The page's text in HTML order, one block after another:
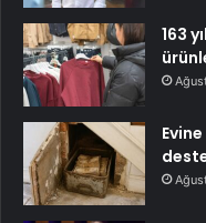
163